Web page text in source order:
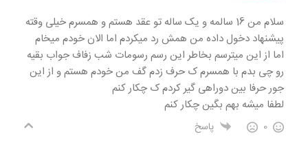
سلام من 16 سالمه و یک ساله تو عقد هستم و همسرم خیلی وقته
پیشنهاد دخول داده من همش رد میکردم اما الان خودم میخام
اما از این میترسم بخاطر این رسم رسومات شب زفاف جواب بقیه
رو چی بدم با همسرم ک حرف زدم گف من خودم هستم و از این
جور حرفا بین دوراهی گیر کردم ک چکار کنم
لطفا میشه بهم بگین چکار کنم
0 پاسخ